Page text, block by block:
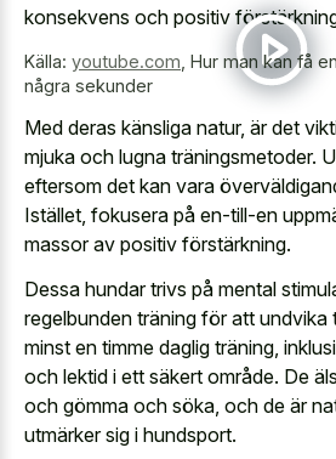
konsekvens och positiv
Källa: youtube.com Hur man kan få
några sekunder
Med deras känsliga natur, är det
mjuka och lugna träningsmetoder.
eftersom det kan vara
Istället, fokusera på en-till-en
massor av positiv förstärkning.
Dessa hundar trivs på mental
regelbunden träning för att undvika
minst en timme daglig träning,
och lektid i ett säkert område. De
och gömma och söka, och de är
utmärker sig i hundsport.